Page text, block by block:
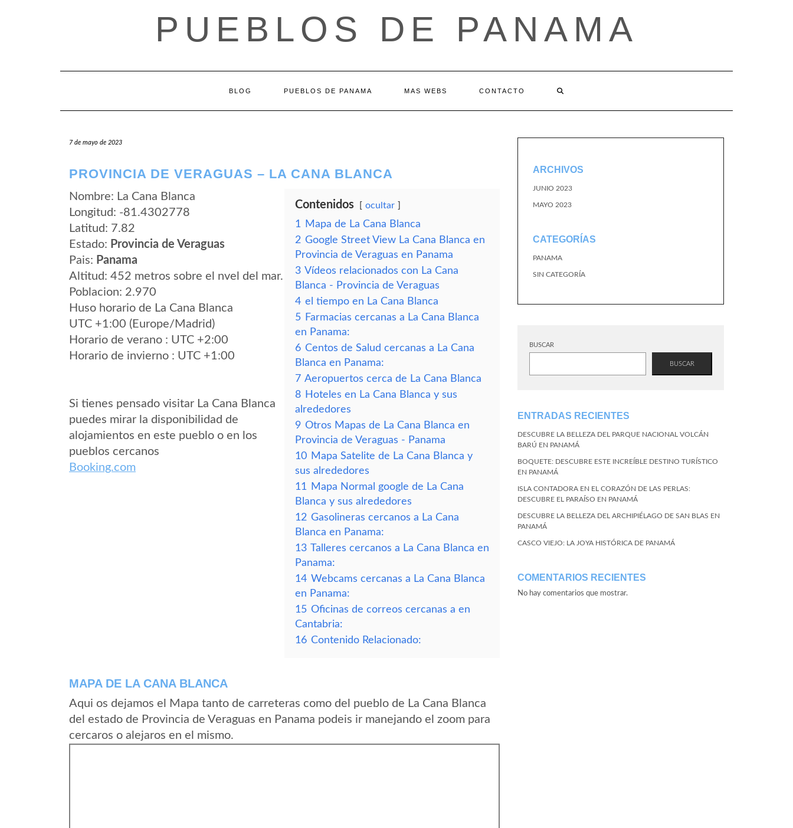
PUEBLOS DE PANAMA
BLOG PUEBLOS DE PANAMA MAS WEBS CONTACTO
7 de mayo de 2023
PROVINCIA DE VERAGUAS – LA CANA BLANCA
Nombre: La Cana Blanca
Longitud: -81.4302778
Latitud: 7.82
Estado: Provincia de Veraguas
Pais: Panama
Altitud: 452 metros sobre el nvel del mar.
Poblacion: 2.970
Huso horario de La Cana Blanca
UTC +1:00 (Europe/Madrid)
Horario de verano : UTC +2:00
Horario de invierno : UTC +1:00
Si tienes pensado visitar La Cana Blanca
puedes mirar la disponibilidad de
alojamientos en este pueblo o en los
pueblos cercanos
Booking.com
Contenidos ocultar
1
Mapa de La Cana Blanca
2 Google Street View La Cana Blanca en
Provincia de Veraguas en Panama
3 Vídeos relacionados con La Cana
Blanca - Provincia de Veraguas
4 el tiempo en La Cana Blanca
5 Farmacias cercanas a La Cana Blanca
en Panama:
6 Centos de Salud cercanas a La Cana
Blanca en Panama:
7 Aeropuertos cerca de La Cana Blanca
8 Hoteles en La Cana Blanca y sus
alrededores
9 Otros Mapas de La Cana Blanca en
Provincia de Veraguas - Panama
10 Mapa Satelite de La Cana Blanca y
sus alrededores
11
Mapa Normal google de La Cana
Blanca y sus alrededores
12 Gasolineras cercanos a La Cana
Blanca en Panama:
13 Talleres cercanos a La Cana Blanca en
Panama:
14 Webcams cercanas a La Cana Blanca
en Panama:
15 Oficinas de correos cercanas a en
Cantabria:
16 Contenido Relacionado:
MAPA DE LA CANA BLANCA
Aqui os dejamos el Mapa tanto de carreteras como del pueblo de La Cana Blanca
del estado de Provincia de Veraguas en Panama podeis ir manejando el zoom para
cercaros o alejaros en el mismo.
ARCHIVOS
JUNIO 2023
MAYO 2023
CATEGORÍAS
PANAMA
SIN CATEGORÍA
BUSCAR
BUSCAR
ENTRADAS RECIENTES
DESCUBRE LA BELLEZA DEL PARQUE NACIONAL VOLCÁN
BARÚ EN PANAMÁ
BOQUETE: DESCUBRE ESTE INCREÍBLE DESTINO TURÍSTICO
EN PANAMÁ
ISLA CONTADORA EN EL CORAZÓN DE LAS PERLAS:
DESCUBRE EL PARAÍSO EN PANAMÁ
DESCUBRE LA BELLEZA DEL ARCHIPIÉLAGO DE SAN BLAS EN
PANAMÁ
CASCO VIEJO: LA JOYA HISTÓRICA DE PANAMÁ
COMENTARIOS RECIENTES
No hay comentarios que mostrar.